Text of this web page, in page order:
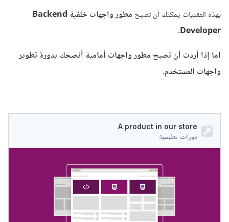
بهذه التقنيات يمكنك أن تصبح
مطور واجهات خلفية Backend
Developer.
اما إذا أردت أن تصبح مطور واجهات أمامية أنصحك ب دورة تطوير
واجهات المستخدم.